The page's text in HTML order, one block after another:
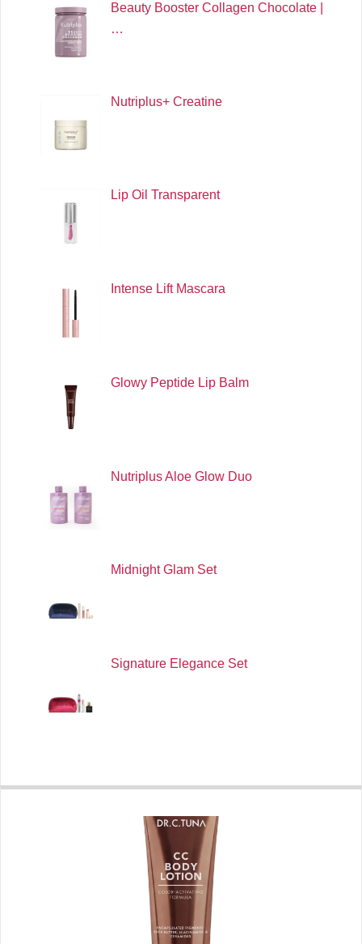
Beauty Booster Collagen Chocolate |
…
Nutriplus+ Creatine
Lip Oil Transparent
Intense Lift Mascara
Glowy Peptide Lip Balm
Nutriplus Aloe Glow Duo
Midnight Glam Set
Signature Elegance Set